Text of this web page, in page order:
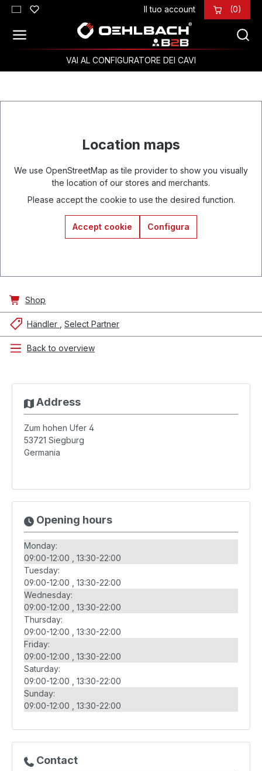
Passa al contenuto principale Il tuo account (0)
VAI AL CONFIGURATORE DEI CAVI
Location maps
We use OpenStreetMap as tile provider to show you visually
the location of our stores and merchants.
Please accept the cookie to use the desired function.
Accept cookie Configura
Shop
Händler Select Partner
Back to overview
Address
Zum hohen Ufer 4
53721 Siegburg
Germania
Opening hours
Monday:
09:00-12:00
13:30-22:00
Tuesday:
09:00-12:00
13:30-22:00
Wednesday:
09:00-12:00
13:30-22:00
Thursday:
09:00-12:00
13:30-22:00
Friday:
09:00-12:00
13:30-22:00
Saturday:
09:00-12:00
13:30-22:00
Sunday:
09:00-12:00
13:30-22:00
Contact